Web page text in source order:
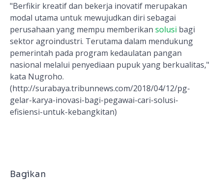
"Berfikir kreatif dan bekerja inovatif merupakan
modal utama untuk mewujudkan diri sebagai
perusahaan yang mempu memberikan solusi bagi
sektor agroindustri. Terutama dalam mendukung
pemerintah pada program kedaulatan pangan
nasional melalui penyediaan pupuk yang berkualitas,"
kata Nugroho.
(http://surabaya.tribunnews.com/2018/04/12/pg-
gelar-karya-inovasi-bagi-pegawai-cari-solusi-
efisiensi-untuk-kebangkitan)
Bagikan